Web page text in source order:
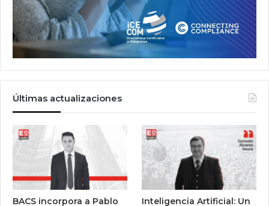
Últimas actualizaciones
BACS incorpora a Pablo
Inteligencia Artificial: Un